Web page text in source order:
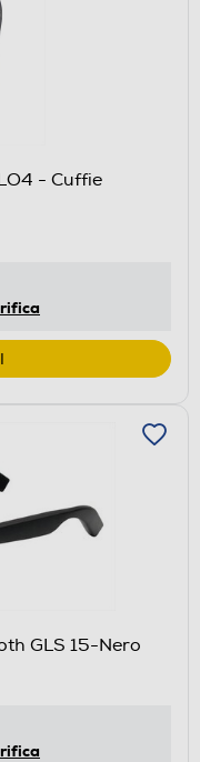
- Cuffie
GLS 15-Nero